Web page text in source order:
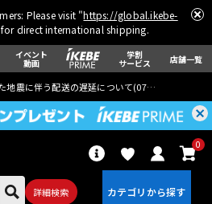
Please visit "https://global.ikebe-
direct international shipping.
イベント
動画
学割
サービス 店舗一覧
地震に伴う配送の遅延について(07月29日
詳細検索
0